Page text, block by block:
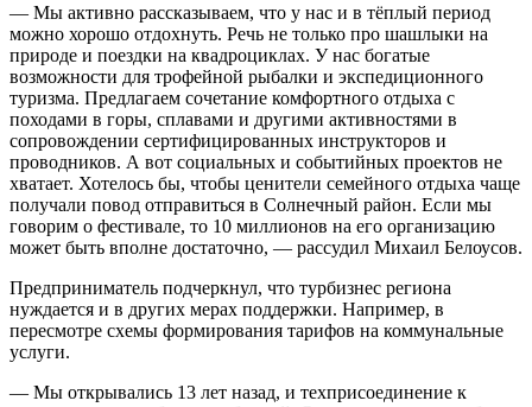
— Мы активно рассказываем, что у нас и в тёплый период
можно хорошо отдохнуть. Речь не только про шашлыки на
природе и поездки на квадроциклах. У нас богатые
возможности для трофейной рыбалки и экспедиционного
туризма. Предлагаем сочетание комфортного отдыха с
походами в горы, сплавами и другими активностями в
сопровождении сертифицированных инструкторов и
проводников. А вот социальных и событийных проектов не
хватает. Хотелось бы, чтобы ценители семейного отдыха чаще
получали повод отправиться в Солнечный район. Если мы
говорим о фестивале, то 10 миллионов на его организацию
может быть вполне достаточно, — рассудил Михаил Белоусов.
Предприниматель подчеркнул, что турбизнес региона
нуждается и в других мерах поддержки. Например, в
пересмотре схемы формирования тарифов на коммунальные
услуги.
— Мы открывались 13 лет назад, и техприсоединение к